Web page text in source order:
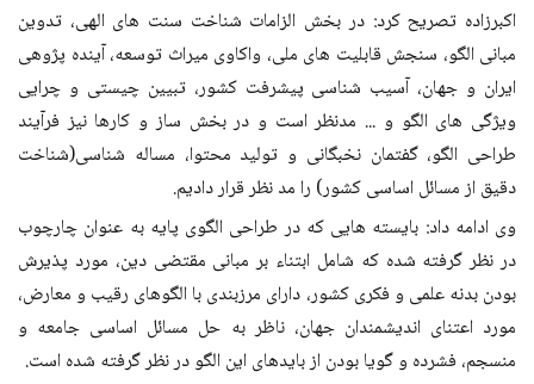
اکبرزاده تصریح کرد: در بخش الزامات شناخت سنت های الهی، تدوین
مبانی الگو، سنجش قابلیت های ملی، واکاوی میراث توسعه، آینده پژوهی
ایران و جهان، آسیب شناسی پیشرفت کشور، تبیین چیستی و چرایی
ویژگی های الگو و ... مدنظر است و در بخش ساز و کارها نیز فرآیند
طراحی الگو، گفتمان نخبگانی و تولید محتوا، مساله شناسی(شناخت
دقیق از مسائل اساسی کشور) را مد نظر قرار دادیم.
وی ادامه داد: بایسته هایی که در طراحی الگوی پایه به عنوان چارچوب
در نظر گرفته شده که شامل ابتناء بر مبانی مقتضی دین، مورد پذیرش
بودن بدنه علمی و فکری کشور، دارای مرزبندی با الگوهای رقیب و معارض،
مورد اعتنای اندیشمندان جهان، ناظر به حل مسائل اساسی جامعه و
منسجم، فشرده و گویا بودن از بایدهای این الگو در نظر گرفته شده است.